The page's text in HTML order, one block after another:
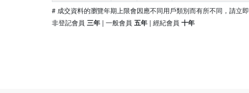
# 成交資料的瀏覽年期上限會因應不同用戶類別而有所不同，請立即
非登記會員 三年 | 一般會員 五年 | 經紀會員 十年